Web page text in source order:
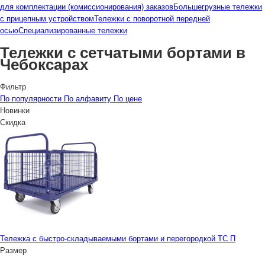
для комплектации (комиссионирования) заказовБольшегрузные тележки
с прицепным устройствомТележки с поворотной передней
осьюСпециализированные тележки
Тележки с сетчатыми бортами в
Чебоксарах
Фильтр
По популярности По алфавиту По цене
Новинки
Скидка
Тележка с быстро-складываемыми бортами и перегородкой ТС П
Размер